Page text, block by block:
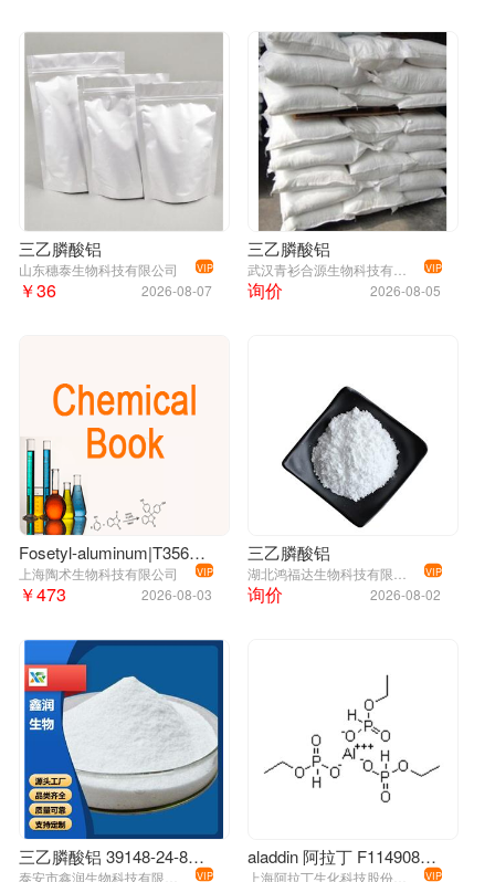
三乙膦酸铝
山东穗泰生物科技有限公司 VIP
2026-08-07
￥36
三乙膦酸铝
武汉青衫合源生物科技有限公司 VIP
2026-08-05
询价
Fosetyl-aluminum|T35699|TargetMol
上海陶术生物科技有限公司 VIP
2026-08-03
￥473
三乙膦酸铝
VIP
2026-08-02
询价
三乙膦酸铝 39148-24-8 霜霉病疫病专用杀菌剂
VIP
aladdin 阿拉丁 F114908 乙磷铝 39148-24-8 分析标准品
VIP